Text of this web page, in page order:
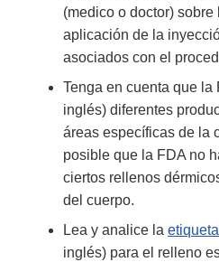
(medico o doctor)
aplicación de la
asociados con el
Tenga en cuenta que la
inglés) diferentes
áreas específicas de la
posible que la FDA no
ciertos rellenos
del cuerpo.
Lea y analice la
inglés) para el relleno